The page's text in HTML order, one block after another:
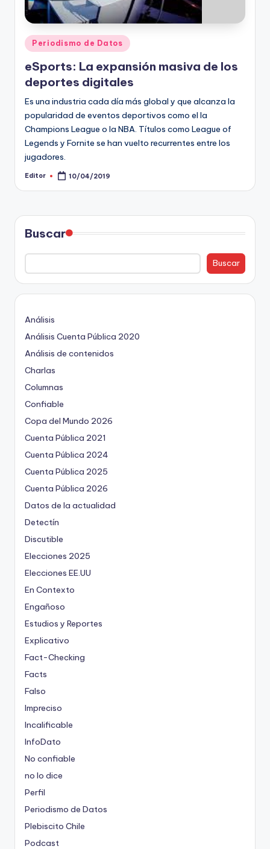
t
o
y
F
a
c
t
-
C
h
e
c
ki
n
g
Publicado
en
Periodismo de Datos
eSports: La expansión masiva de los
deportes digitales
Es una industria cada día más global y que alcanza la
popularidad de eventos deportivos como el la
Champions League o la NBA. Títulos como League of
Legends y Fornite se han vuelto recurrentes entre los
jugadores.
Publicado
Editor 10/04/2019
Buscar
Buscar
Análisis
Análisis Cuenta Pública 2020
Análisis de contenidos
Charlas
Columnas
Confiable
Copa del Mundo 2026
Cuenta Pública 2021
Cuenta Pública 2024
Cuenta Pública 2025
Cuenta Pública 2026
Datos de la actualidad
Detectín
Discutible
Elecciones 2025
Elecciones EE.UU
En Contexto
Engañoso
Estudios y Reportes
Explicativo
Fact-Checking
Facts
Falso
Impreciso
Incalificable
InfoDato
No confiable
no lo dice
Perfil
Periodismo de Datos
Plebiscito Chile
Podcast